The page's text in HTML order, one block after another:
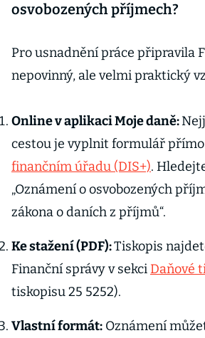
osvobozených příjmech?
Pro usnadnění práce připravila
nepovinný, ale velmi praktický
Online v aplikaci Moje daně:
cestou je vyplnit formulář
finančním úřadu (DIS+).
„Oznámení o osvobozených
zákona o daních z příjmů“.
Ke stažení (PDF):Tiskopis
Finanční správy v sekci Daňové
tiskopisu 25 5252).
Vlastní formát: Oznámení